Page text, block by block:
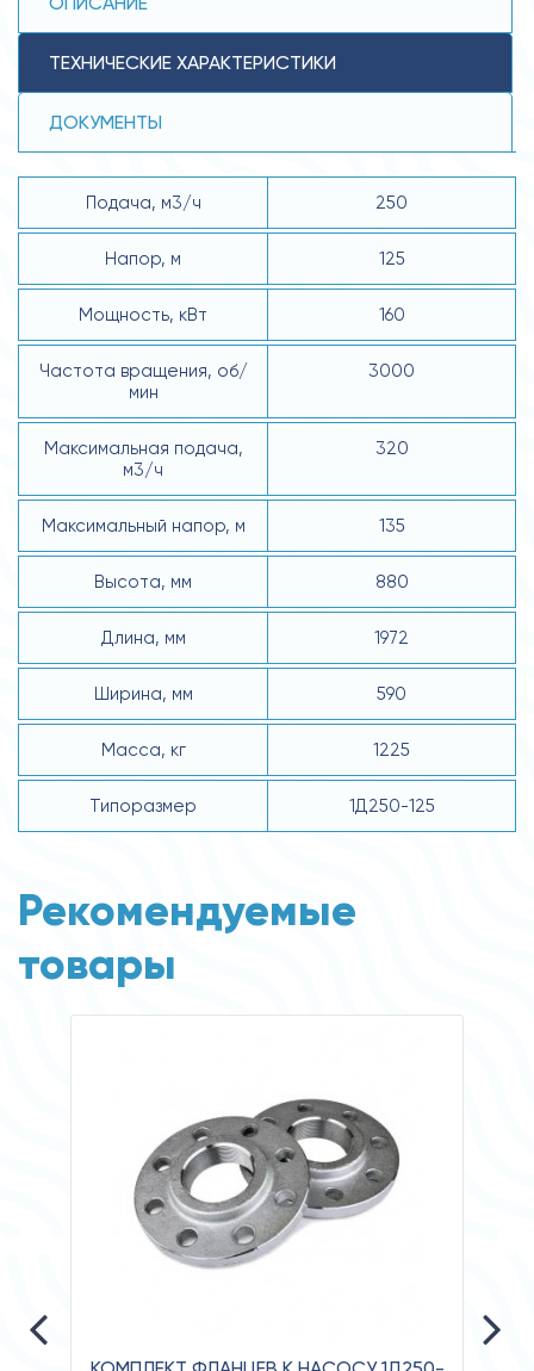
ТЕХНИЧЕСКИЕ ХАРАКТЕРИСТИКИ
ДОКУМЕНТЫ
Подача, м3/ч 250
Напор, м 125
Мощность, кВт 160
Частота вращения, об/
мин
3000
Максимальная подача,
м3/ч
320
Максимальный напор, м 135
Высота, мм 880
Длина, мм 1972
Ширина, мм 590
Масса, кг 1225
Типоразмер 1Д250-125
Рекомендуемые
товары